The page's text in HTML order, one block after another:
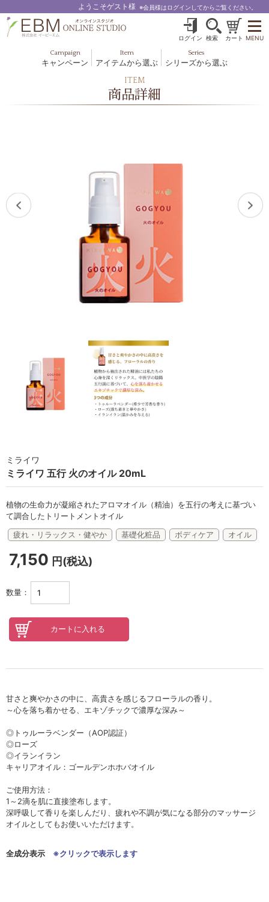
ようこそゲスト様 ※会員様はログインしてからご覧ください。
ログイン 検索 カート
Campaign
キャンペーン
Item
アイテムから選ぶ
健美食品
Series
シリーズから選ぶ
ブルームオーラ.
フェミリカ
マザーズエンブレイス
SAVC
ラボライン
ミライワ
E.E
セブンセンシズ
太古の記憶
セロトニン
オンラインレッスンチケット
MENU
ITEM
商品詳細
ミライワ
ミライワ 五行 火のオイル 20mL
植物の生命力が凝縮されたアロマオイル（精油）を五行の考えに基づい
て調合したトリートメントオイル
疲れ・リラックス・健やか
基礎化粧品 ボディケア オイル
7,150 円(税込)
数量：
甘さと爽やかさの中に、高貴さを感じるフローラルの香り。
～心を落ち着かせる、エキゾチックで濃厚な深み～
◎トゥルーラベンダー（AOP認証）
◎ローズ
◎イランイラン
キャリアオイル：ゴールデンホホバオイル
ご使用方法：
1～2滴を肌に直接塗布します。
深呼吸して香りを楽しんだり、疲れや不調が気になる部分のマッサージ
オイルとしてもお使いいただけます。
全成分表示 ※クリックで表示します